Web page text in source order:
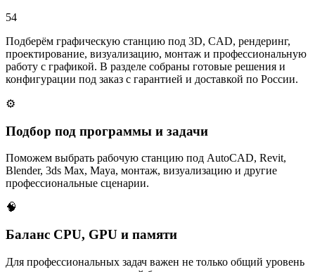
54
Подберём графическую станцию под 3D, CAD, рендеринг,
проектирование, визуализацию, монтаж и профессиональную
работу с графикой. В разделе собраны готовые решения и
конфигурации под заказ с гарантией и доставкой по России.
⚙️
Подбор под программы и задачи
Поможем выбрать рабочую станцию под AutoCAD, Revit,
Blender, 3ds Max, Maya, монтаж, визуализацию и другие
профессиональные сценарии.
🧠
Баланс CPU, GPU и памяти
Для профессиональных задач важен не только общий уровень